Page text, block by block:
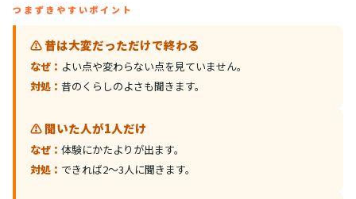
つまずきやすいポイント
⚠️ 昔は大変だっただけで終わる
なぜ： よい点や変わらない点を見ていません。
対処： 昔のくらしのよさも聞きます。
⚠️ 聞いた人が1人だけ
なぜ： 体験にかたよりが出ます。
対処： できれば2〜3人に聞きます。